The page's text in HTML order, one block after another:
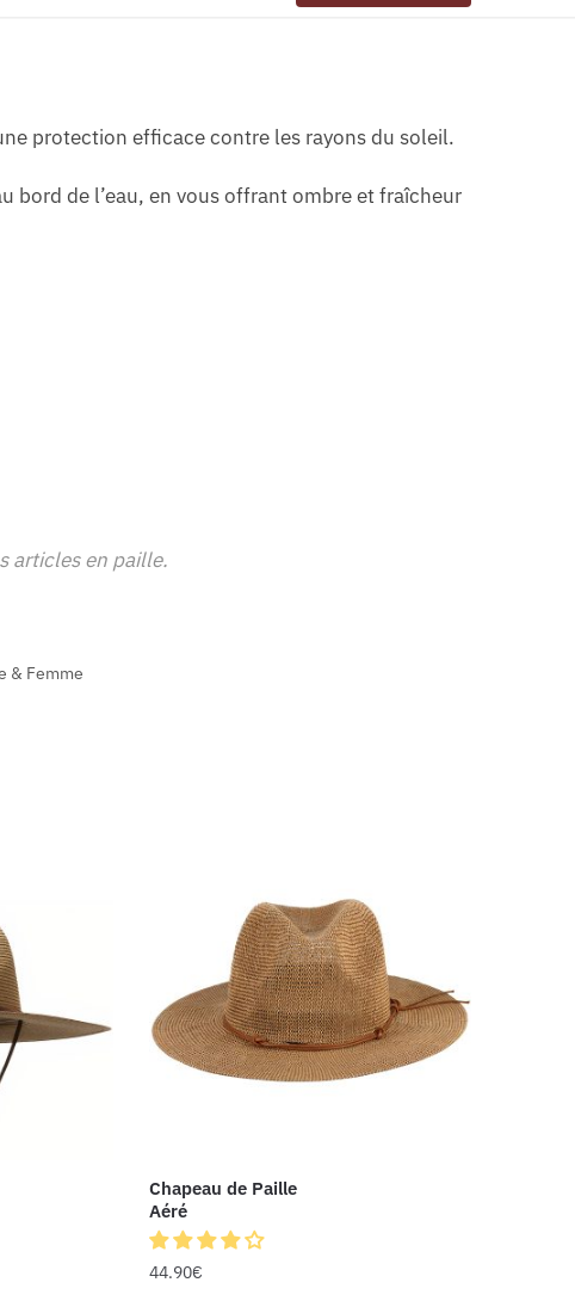
protection efficace contre les rayons du soleil.
bord de l’eau, en vous offrant ombre et fraîcheur
articles en paille.
& Femme
Chapeau de Paille
Aéré
44.90€